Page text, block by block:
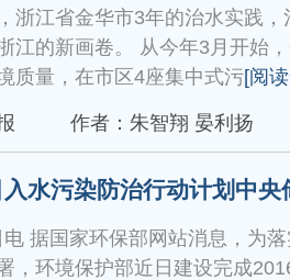
浙江省金华市3年的治水实践
江的新画卷。 从今年3月开始
质量，在市区4座集中式污[阅
作者：朱智翔 晏利扬
水污染防治行动计划中央
据国家环保部网站消息，为
，环境保护部近日建设完成